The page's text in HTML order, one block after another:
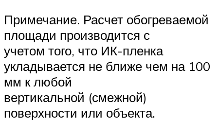
Примечание. Расчет обогреваемой
площади производится с
учетом того, что ИК-пленка
укладывается не ближе чем на 100
мм к любой
вертикальной (смежной)
поверхности или объекта.